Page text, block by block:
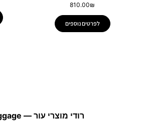
810.00₪
לפרטים נוספים
רודי מוצרי עור — My Luggage